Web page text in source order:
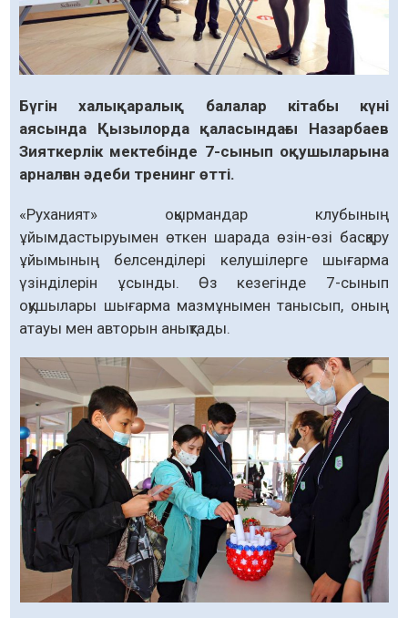
Бүгін халықаралық балалар кітабы күні
аясында Қызылорда қаласындағы Назарбаев
Зияткерлік мектебінде 7-сынып оқушыларына
арналған әдеби тренинг өтті.
«Руханият» оқырмандар клубының
ұйымдастыруымен өткен шарада өзін-өзі басқару
ұйымының белсенділері келушілерге шығарма
үзінділерін ұсынды. Өз кезегінде 7-сынып
оқушылары шығарма мазмұнымен танысып, оның
атауы мен авторын анықтады.